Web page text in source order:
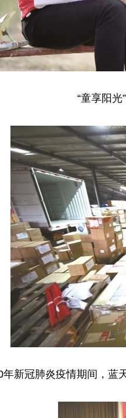
“童享阳
年新冠肺炎疫情期间，蓝